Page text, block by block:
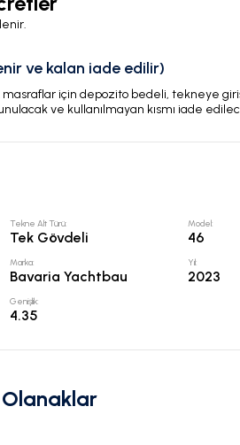
ve kalan iade edilir)
masraflar için depozito bedeli, tekneye
ve kullanılmayan kısmı iade
Tekne Alt Türü:
Tek Gövdeli
Model:
46
Marka:
Bavaria Yachtbau
Yıl:
2023
Genişlik:
4.35